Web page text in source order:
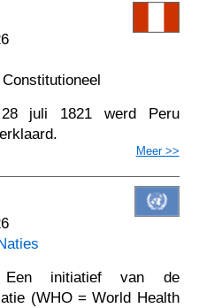
juli 1821 werd Peru
Meer >>
Een initiatief van de
(WHO = World Health